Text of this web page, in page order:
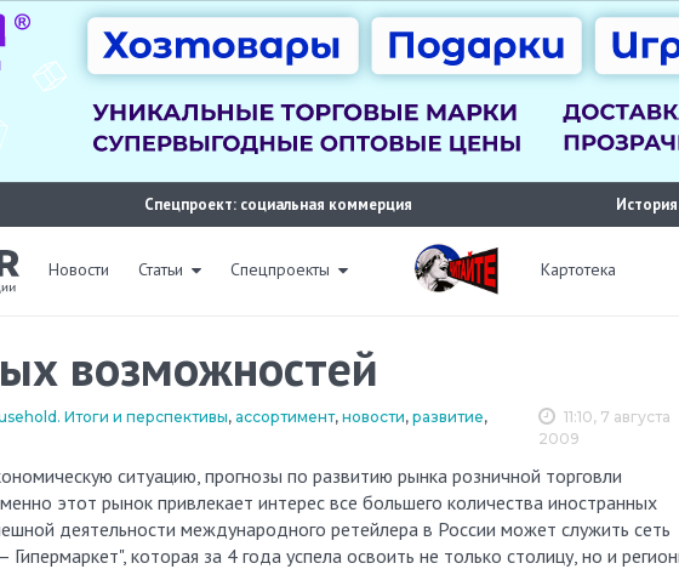
Спецпроект: социальная коммерция
Новости Статьи Спецпроекты Картотека
возможностей
11:10, 7 августа
2009
Итоги и перспективы, ассортимент,новости,развитие,
этот рынок привлекает интерес все большего количества иностранных
деятельности международного ретейлера в России может служить сеть
которая за 4 года успела освоить не только столицу, но и